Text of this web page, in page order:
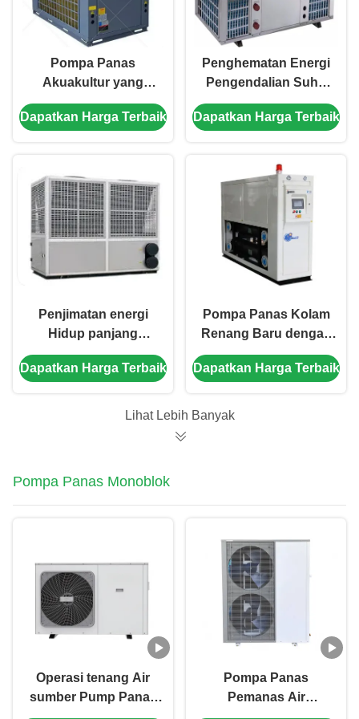
Pompa Panas
Akuakultur yang
hemat energi dengan
umur panjang dan
suhu air yang tepat
Dapatkan Harga Terbaik
Penghematan Energi
Pengendalian Suhu
Akwakultur Pompa
Panas dengan Desain
Dapatkan Harga Terbaik
Penjimatan energi
Hidup panjang
Pompa panas yang
dapat disesuaikan
pembiakan skala
Dapatkan Harga Terbaik
Pompa Panas Kolam
Renang Baru dengan
Titanium Alloy Heat
Exchanger dan
Pemanasan Nominal
Dapatkan Harga Terbaik
Lihat Lebih Banyak
Pompa Panas Monoblok
Operasi tenang Air
sumber Pump Panas
Monoblock Pump
Pompa Panas
Pemanas Air
Monoblok Sumber